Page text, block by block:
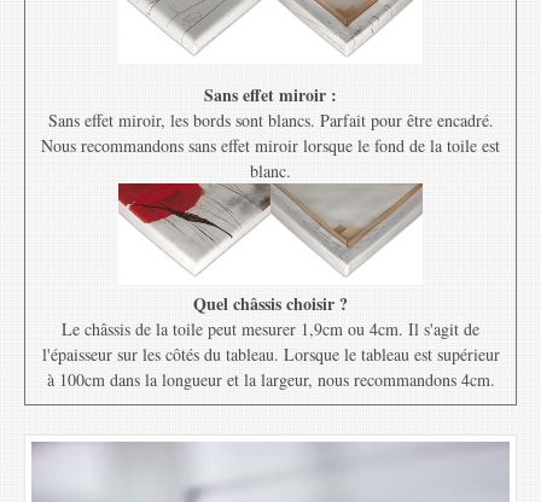
Sans effet miroir :
Sans effet miroir, les bords sont blancs. Parfait pour être encadré.
Nous recommandons sans effet miroir lorsque le fond de la toile est
blanc.
Quel châssis choisir ?
Le châssis de la toile peut mesurer 1,9cm ou 4cm. Il s'agit de
l'épaisseur sur les côtés du tableau. Lorsque le tableau est supérieur
à 100cm dans la longueur et la largeur, nous recommandons 4cm.